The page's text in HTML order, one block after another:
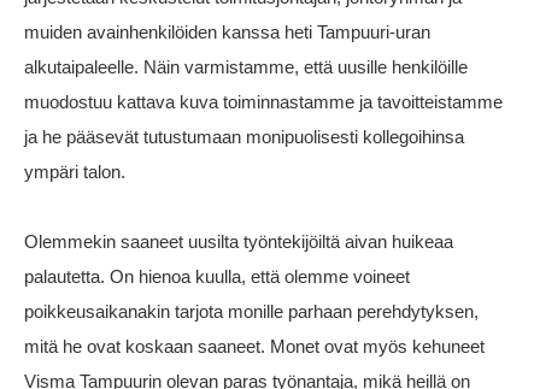
muiden avainhenkilöiden kanssa heti Tampuuri-uran
alkutaipaleelle. Näin varmistamme, että uusille henkilöille
muodostuu kattava kuva toiminnastamme ja tavoitteistamme
ja he pääsevät tutustumaan monipuolisesti kollegoihinsa
ympäri talon.
Olemmekin saaneet uusilta työntekijöiltä aivan huikeaa
palautetta. On hienoa kuulla, että olemme voineet
poikkeusaikanakin tarjota monille parhaan perehdytyksen,
mitä he ovat koskaan saaneet. Monet ovat myös kehuneet
Visma Tampuurin olevan paras työnantaja, mikä heillä on